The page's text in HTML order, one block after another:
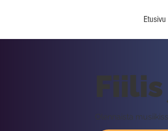
Etusivu
Olennaista